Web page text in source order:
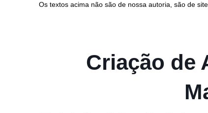
Os textos acima não são de nossa autoria, são de
Criação de